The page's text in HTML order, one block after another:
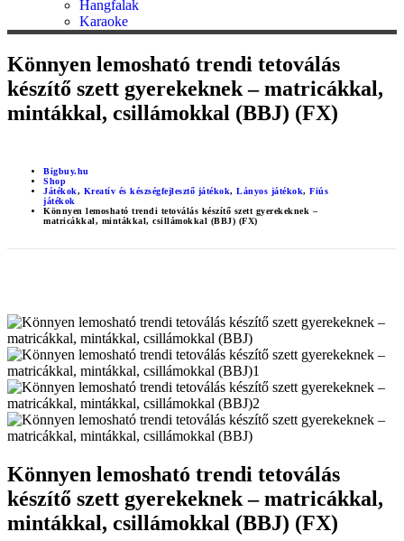
Hangfalak
Karaoke
Könnyen lemosható trendi tetoválás
készítő szett gyerekeknek – matricákkal,
mintákkal, csillámokkal (BBJ) (FX)
Bigbuy.hu
Shop
Játékok, Kreatív és készségfejlesztő játékok, Lányos játékok, Fiús
játékok
Könnyen lemosható trendi tetoválás készítő szett gyerekeknek –
matricákkal, mintákkal, csillámokkal (BBJ) (FX)
Könnyen lemosható trendi tetoválás
készítő szett gyerekeknek – matricákkal,
mintákkal, csillámokkal (BBJ) (FX)